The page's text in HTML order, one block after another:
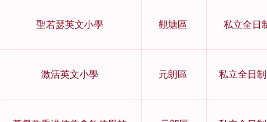
聖若瑟英文小學 觀塘區 私立全日
激活英文小學 元朗區 私立全日